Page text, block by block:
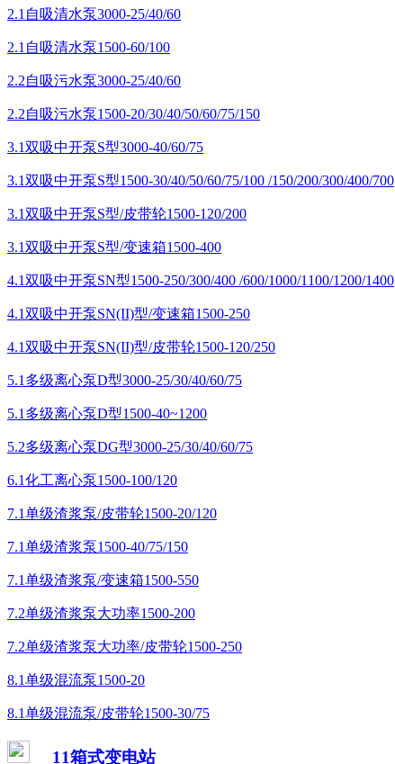
2.1自吸清水泵3000-25/40/60
2.1自吸清水泵1500-60/100
2.2自吸污水泵3000-25/40/60
2.2自吸污水泵1500-20/30/40/50/60/75/150
3.1双吸中开泵S型3000-40/60/75
3.1双吸中开泵S型1500-30/40/50/60/75/100 /150/200/300/400/700
3.1双吸中开泵S型/皮带轮1500-120/200
3.1双吸中开泵S型/变速箱1500-400
4.1双吸中开泵SN型1500-250/300/400 /600/1000/1100/1200/1400
4.1双吸中开泵SN(II)型/变速箱1500-250
4.1双吸中开泵SN(II)型/皮带轮1500-120/250
5.1多级离心泵D型3000-25/30/40/60/75
5.1多级离心泵D型1500-40~1200
5.2多级离心泵DG型3000-25/30/40/60/75
6.1化工离心泵1500-100/120
7.1单级渣浆泵/皮带轮1500-20/120
7.1单级渣浆泵1500-40/75/150
7.1单级渣浆泵/变速箱1500-550
7.2单级渣浆泵大功率1500-200
7.2单级渣浆泵大功率/皮带轮1500-250
8.1单级混流泵1500-20
8.1单级混流泵/皮带轮1500-30/75
11箱式变电站